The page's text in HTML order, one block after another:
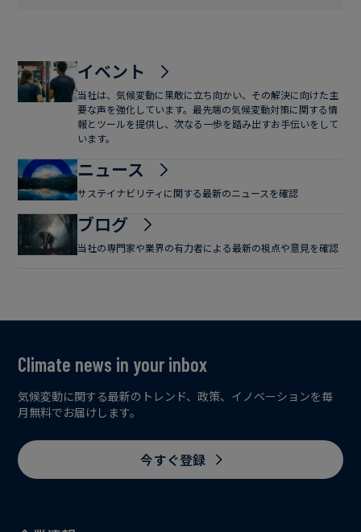
イベント
当社は、気候変動に果敢に立ち向かい、その解決に向けた主
要な声を強化しています。最先端の気候変動対策に関する情
報とツールを提供し、次なる一歩を踏み出すお手伝いをして
います。
ニュース
サステイナビリティに関する最新のニュースを確認
ブログ
当社の専門家や業界の有力者による最新の視点や意見を確認
Climate news in your inbox
気候変動に関する最新のトレンド、政策、イノベーションを毎
月無料でお届けします。
今すぐ登録